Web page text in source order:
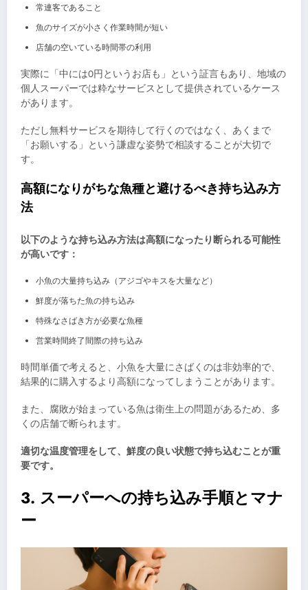
常連客であること
魚のサイズが小さく作業時間が短い
店舗の空いている時間帯の利用
実際に「中には0円というお店も」という証言もあり、地域の
個人スーパーでは粋なサービスとして提供されているケース
があります。
ただし無料サービスを期待して行くのではなく、あくまで
「お願いする」という謙虚な姿勢で相談することが大切で
す。
高額になりがちな魚種と避けるべき持ち込み方
法
以下のような持ち込み方法は高額になったり断られる可能性
が高いです：
小魚の大量持ち込み（アジゴやキスを大量など）
鮮度が落ちた魚の持ち込み
特殊なさばき方が必要な魚種
営業時間終了間際の持ち込み
時間単価で考えると、小魚を大量にさばくのは非効率的で、
結果的に購入するより高額になってしまうことがあります。
また、腐敗が始まっている魚は衛生上の問題があるため、多
くの店舗で断られます。
適切な温度管理をして、鮮度の良い状態で持ち込むことが重
要です。
3. スーパーへの持ち込み手順とマナ
ー